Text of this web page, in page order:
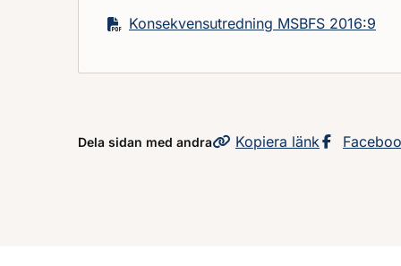
Konsekvensutredning MSBFS 2016:9
Dela sidan med andra Kopiera sidans
länk Dela